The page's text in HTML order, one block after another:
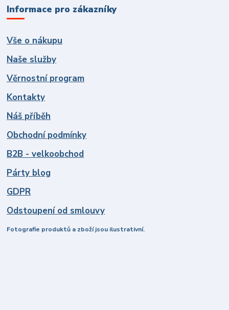
Informace pro zákazníky
Vše o nákupu
Naše služby
Věrnostní program
Kontakty
Náš příběh
Obchodní podmínky
B2B - velkoobchod
Párty blog
GDPR
Odstoupení od smlouvy
Fotografie produktů a zboží jsou ilustrativní.